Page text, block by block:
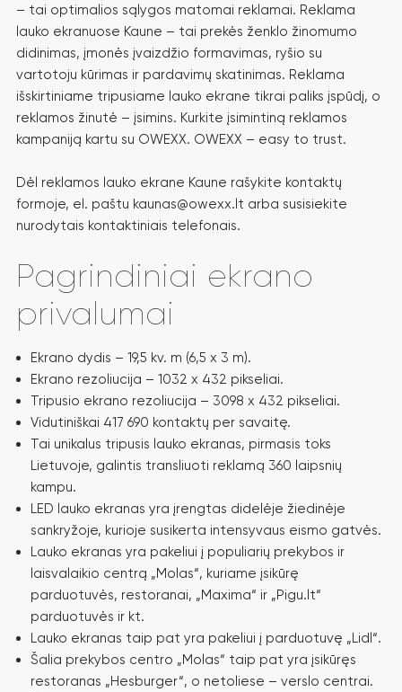
TOP
EKRANAS
KAUNE
„MOLAS“
PRAMONĖS PR. IR KOVO 11-OSIOS G. ŽIEDAS
AUKŠČIAUSIOS
KOKYBĖS
EKRANAS KAUNE
417.690
KONTAKTŲ PER SAV.
– tai optimalios sąlygos matomai reklamai. Reklama
lauko ekranuose Kaune – tai prekės ženklo žinomumo
didinimas, įmonės įvaizdžio formavimas, ryšio su
vartotoju kūrimas ir pardavimų skatinimas. Reklama
išskirtiniame tripusiame lauko ekrane tikrai paliks įspūdį, o
reklamos žinutė – įsimins. Kurkite įsimintiną reklamos
kampaniją kartu su OWEXX. OWEXX – easy to trust.
Dėl reklamos lauko ekrane Kaune rašykite kontaktų
formoje, el. paštu kaunas@owexx.lt arba susisiekite
nurodytais kontaktiniais telefonais.
Pagrindiniai ekrano
privalumai
Ekrano dydis – 19,5 kv. m (6,5 x 3 m).
Ekrano rezoliucija – 1032 x 432 pikseliai.
Tripusio ekrano rezoliucija – 3098 x 432 pikseliai.
Vidutiniškai 417 690 kontaktų per savaitę.
Tai unikalus tripusis lauko ekranas, pirmasis toks
Lietuvoje, galintis transliuoti reklamą 360 laipsnių
kampu.
LED lauko ekranas yra įrengtas didelėje žiedinėje
sankryžoje, kurioje susikerta intensyvaus eismo gatvės.
Lauko ekranas yra pakeliui į populiarių prekybos ir
laisvalaikio centrą „Molas“, kuriame įsikūrę
parduotuvės, restoranai, „Maxima“ ir „Pigu.lt“
parduotuvės ir kt.
Lauko ekranas taip pat yra pakeliui į parduotuvę „Lidl“.
Šalia prekybos centro „Molas“ taip pat yra įsikūręs
restoranas „Hesburger“, o netoliese – verslo centrai.